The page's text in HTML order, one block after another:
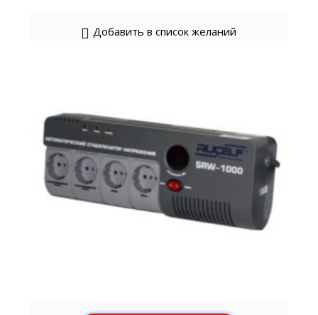
Добавить в список желаний